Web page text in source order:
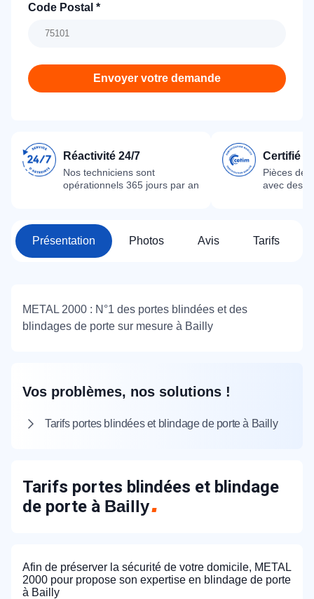
Code Postal *
Envoyer votre demande
Réactivité 24/7
Nos techniciens sont
opérationnels 365 jours par an
Certifié
Pièces
avec des
Présentation Photos Avis Tarifs
METAL 2000 : N°1 des portes blindées et des
blindages de porte sur mesure à Bailly
Vos problèmes, nos solutions !
Tarifs portes blindées et blindage de porte à Bailly
Tarifs portes blindées et blindage
de porte à Bailly
Afin de préserver la sécurité de votre domicile, METAL
2000 pour propose son expertise en blindage de porte
à Bailly